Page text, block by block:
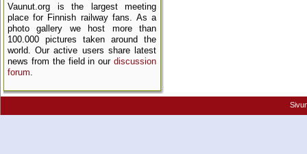
Vaunut.org is the largest meeting
place for Finnish railway fans. As a
photo gallery we host more than
100.000 pictures taken around the
world. Our active users share latest
news from the field in our discussion
forum